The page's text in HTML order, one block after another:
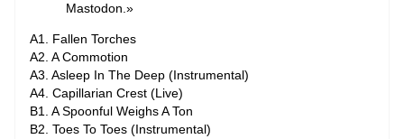
Mastodon.»
A1. Fallen Torches
A2. A Commotion
A3. Asleep In The Deep (Instrumental)
A4. Capillarian Crest (Live)
B1. A Spoonful Weighs A Ton
B2. Toes To Toes (Instrumental)